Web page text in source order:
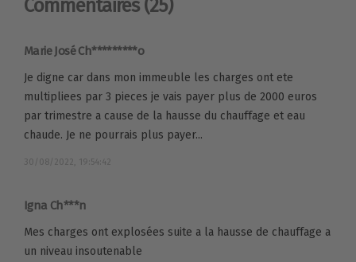
Commentaires (25)
Marie José Ch*********o
Je digne car dans mon immeuble les charges ont ete
multipliees par 3 pieces je vais payer plus de 2000 euros
par trimestre a cause de la hausse du chauffage et eau
chaude. Je ne pourrais plus payer...
30/08/2022, 19:54:42
Igna Ch***n
Mes charges ont explosées suite a la hausse de chauffage a
un niveau insoutenable